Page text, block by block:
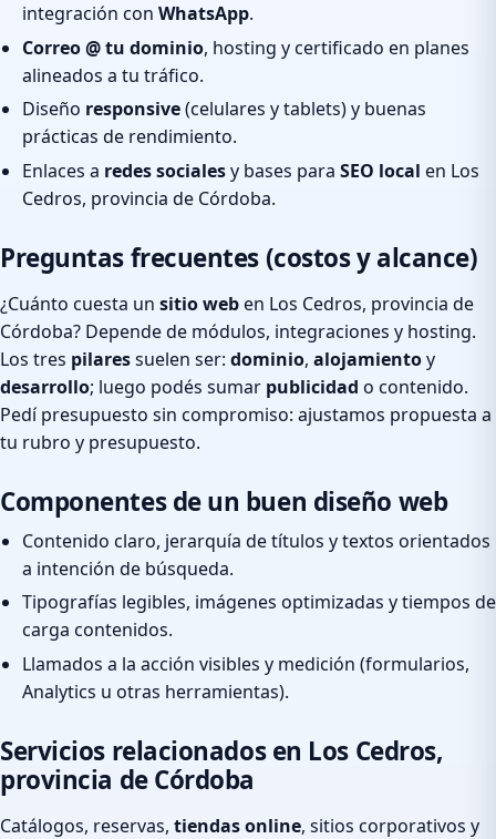
integración con WhatsApp.
Correo @ tu dominio, hosting y certificado en planes
alineados a tu tráfico.
Diseño responsive(celulares y tablets) y buenas
prácticas de rendimiento.
Enlaces a redes socialesy bases para SEO local en Los
Cedros, provincia de Córdoba.
Preguntas frecuentes (costos y alcance)
¿Cuánto cuesta un sitio weben Los Cedros, provincia de
Córdoba? Depende de módulos, integraciones y hosting.
Los tres pilaressuelen ser: dominio, alojamientoy
desarrollo; luego podés sumar publicidad o contenido.
Pedí presupuesto sin compromiso: ajustamos propuesta a
tu rubro y presupuesto.
Componentes de un buen diseño web
Contenido claro, jerarquía de títulos y textos orientados
a intención de búsqueda.
Tipografías legibles, imágenes optimizadas y tiempos de
carga contenidos.
Llamados a la acción visibles y medición (formularios,
Analytics u otras herramientas).
Servicios relacionados en Los Cedros,
provincia de Córdoba
Catálogos, reservas, tiendas online, sitios corporativos y